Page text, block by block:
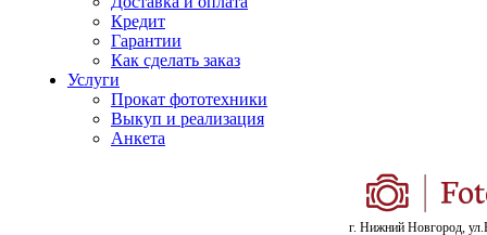
Кредит
Гарантии
Как сделать заказ
Услуги
Прокат фототехники
Выкуп и реализация
Анкета
г. Нижний Новгород,